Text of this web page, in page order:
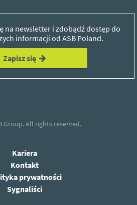
na newsletter i zdobądź dostęp do
informacji od ASB Poland.
Zapisz się
Group.All rights reserved.
Kariera
Kontakt
prywatności
Sygnaliści